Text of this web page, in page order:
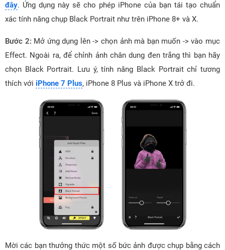
đây. Ứng dụng này sẽ cho phép iPhone của bạn tái tạo chuẩn
xác tính năng chụp Black Portrait như trên iPhone 8+ và X.
Bước 2: Mở ứng dụng lên -> chọn ảnh mà bạn muốn -> vào mục
Effect. Ngoài ra, để chỉnh ảnh chân dung đen trắng thì bạn hãy
chọn Black Portrait. Lưu ý, tính năng Black Portrait chỉ tương
thích với iPhone 7 Plus, iPhone 8 Plus và iPhone X trở đi.
Mời các bạn thưởng thức một số bức ảnh được chụp bằng cách